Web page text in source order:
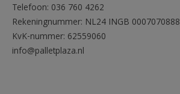
Telefoon: 036 760 4262
Rekeningnummer: NL24 INGB 0007070888
KvK-nummer: 62559060
info@palletplaza.nl